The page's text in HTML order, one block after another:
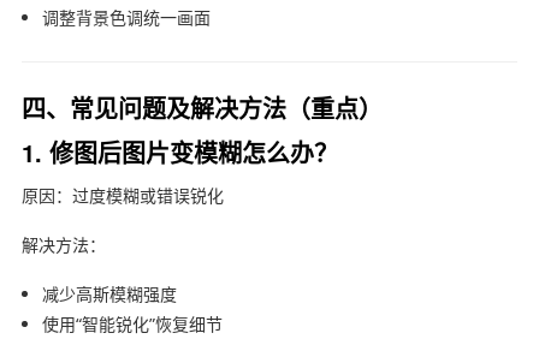
调整背景色调统一画面
四、常见问题及解决方法（重点）
1. 修图后图片变模糊怎么办？
原因：过度模糊或错误锐化
解决方法：
减少高斯模糊强度
使用“智能锐化”恢复细节